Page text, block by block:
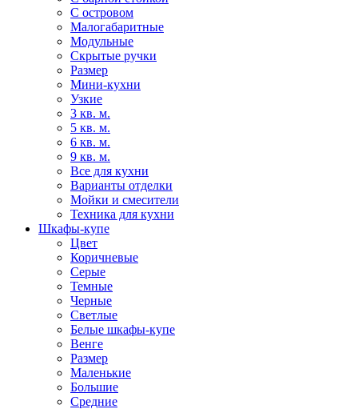
С островом
Малогабаритные
Модульные
Скрытые ручки
Размер
Мини-кухни
Узкие
3 кв. м.
5 кв. м.
6 кв. м.
9 кв. м.
Все для кухни
Варианты отделки
Мойки и смесители
Техника для кухни
Шкафы-купе
Цвет
Коричневые
Серые
Темные
Черные
Светлые
Белые шкафы-купе
Венге
Размер
Маленькие
Большие
Средние